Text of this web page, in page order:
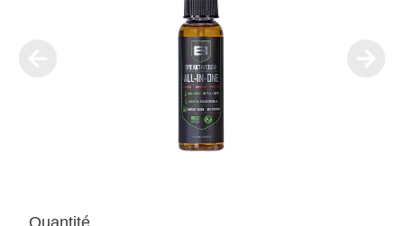
Quantité